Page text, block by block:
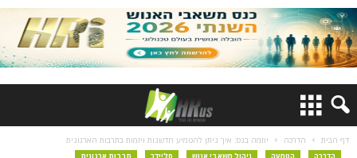
דף הבית הדרכה יוזמה בנס: איך ניתן להטמיע חדשנות ויזמות בתרבות הארגונית